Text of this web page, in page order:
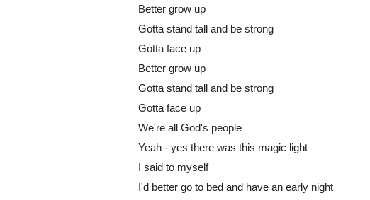
Better grow up
Gotta stand tall and be strong
Gotta face up
Better grow up
Gotta stand tall and be strong
Gotta face up
We're all God's people
Yeah - yes there was this magic light
I said to myself
I'd better go to bed and have an early night